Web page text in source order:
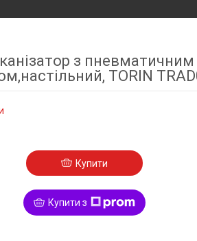
з пневматичним
TORIN
Купити
Купити з